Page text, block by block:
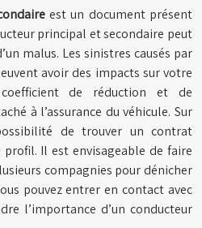
est un document présent
principal et secondaire peut
malus. Les sinistres causés par
avoir des impacts sur votre
coefficient de réduction et de
à l’assurance du véhicule. Sur
de trouver un contrat
profil. Il est envisageable de faire
compagnies pour dénicher
pouvez entrer en contact avec
l’importance d’un conducteur